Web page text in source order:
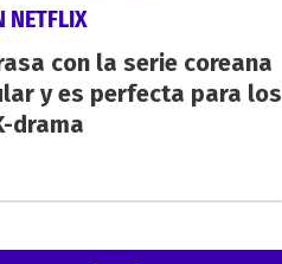
NETFLIX
con la serie coreana
y es perfecta para los
drama